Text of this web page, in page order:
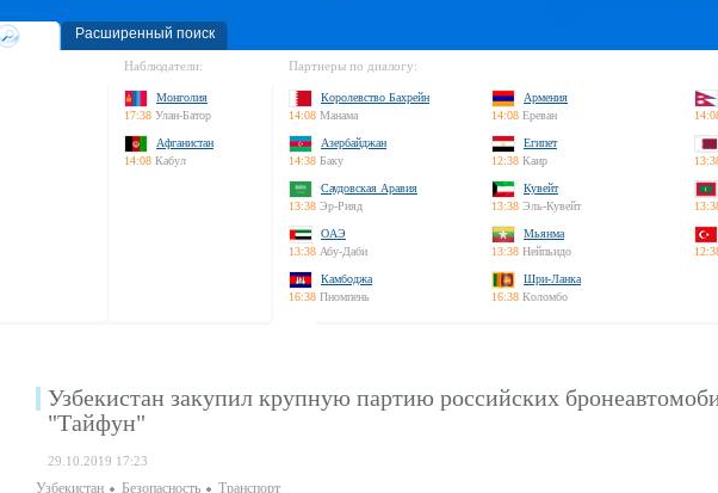
Расширенный поиск
Наблюдатели:
Монголия
17:38 Улан-Батор
Афганистан
14:08 Кабул
Партнеры по диалогу:
Королевство Бахрейн
14:08 Манама
Армения
14:08 Ереван
Азербайджан
14:38 Баку
Египет
12:38 Каир
Саудовская Аравия
13:38 Эр-Рияд
Кувейт
13:38 Эль-Кувейт
ОАЭ
13:38 Абу-Даби
Мьянма
13:38 Нейпьидо
Камбоджа
16:38 Пномпень
Шри-Ланка
16:38 Коломбо
Узбекистан закупил крупную партию российских
"Тайфун"
29.10.2019 17:23
Узбекистан Безопаcность Транспорт